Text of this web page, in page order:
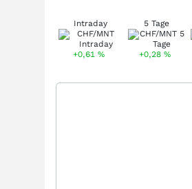
Intraday
+0,61%
5 Tage
+0,28%